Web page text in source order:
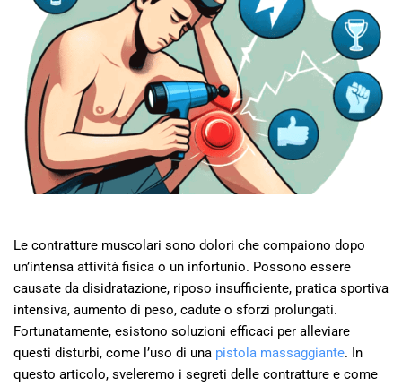
Le contratture muscolari sono dolori che compaiono dopo
un’intensa attività fisica o un infortunio. Possono essere
causate da disidratazione, riposo insufficiente, pratica sportiva
intensiva, aumento di peso, cadute o sforzi prolungati.
Fortunatamente, esistono soluzioni efficaci per alleviare
questi disturbi, come l’uso di una pistola massaggiante. In
questo articolo, sveleremo i segreti delle contratture e come